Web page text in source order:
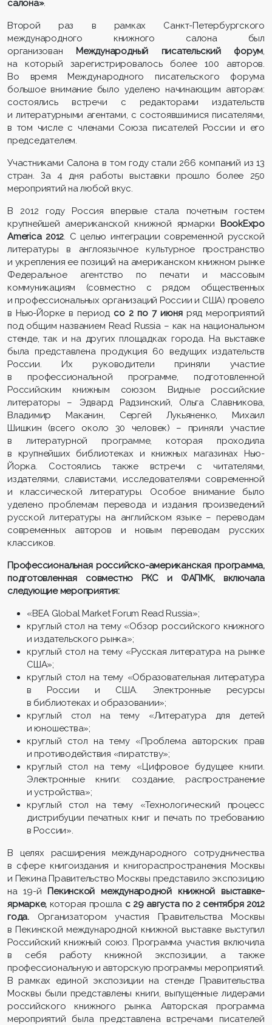
салона».
Второй раз в рамках Санкт-Петербургского
международного книжного салона был
организован Международный писательский форум,
на который зарегистрировалось более 100 авторов.
Во время Международного писательского форума
большое внимание было уделено начинающим авторам:
состоялись встречи с редакторами издательств
и литературными агентами, с состоявшимися писателями,
в том числе с членами Союза писателей России и его
председателем.
Участниками Салона в том году стали 266 компаний из 13
стран. За 4 дня работы выставки прошло более 250
мероприятий на любой вкус.
В 2012 году Россия впервые стала почетным гостем
крупнейшей американской книжной ярмарки BookExpo
America 2012. С целью интеграции современной русской
литературы в англоязычное культурное пространство
и укрепления ее позиций на американском книжном рынке
Федеральное агентство по печати и массовым
коммуникациям (совместно с рядом общественных
и профессиональных организаций России и США) провело
в Нью-Йорке в период со 2 по 7 июняряд мероприятий
под общим названием Read Russia – как на национальном
стенде, так и на других площадках города. На выставке
была представлена продукция 60 ведущих издательств
России. Их руководители приняли участие
в профессиональной программе, подготовленной
Российским книжным союзом. Видные российские
литераторы – Эдвард Радзинский, Ольга Славникова,
Владимир Маканин, Сергей Лукьяненко, Михаил
Шишкин (всего около 30 человек) – приняли участие
в литературной программе, которая проходила
в крупнейших библиотеках и книжных магазинах Нью-
Йорка. Состоялись также встречи с читателями,
издателями, славистами, исследователями современной
и классической литературы. Особое внимание было
уделено проблемам перевода и издания произведений
русской литературы на английском языке – переводам
современных авторов и новым переводам русских
классиков.
Профессиональная российско-американская программа,
подготовленная совместно РКС и ФАПМК, включала
следующие мероприятия:
«BEA Global Market Forum Read Russia»;
круглый стол на тему «Обзор российского книжного
и издательского рынка»;
круглый стол на тему «Русская литература на рынке
США»;
круглый стол на тему «Образовательная литература
в России и США. Электронные ресурсы
в библиотеках и образовании»;
круглый стол на тему «Литература для детей
и юношества»;
круглый стол на тему «Проблема авторских прав
и противодействия «пиратству»;
круглый стол на тему «Цифровое будущее книги.
Электронные книги: создание, распространение
и устройства»;
круглый стол на тему «Технологический процесс
дистрибуции печатных книг и печать по требованию
в России».
В целях расширения международного сотрудничества
в сфере книгоиздания и книгораспространения Москвы
и Пекина Правительство Москвы представило экспозицию
на 19-й Пекинской международной книжной выставке-
ярмарке, которая прошла с 29 августа по 2 сентября 2012
года.Организатором участия Правительства Москвы
в Пекинской международной книжной выставке выступил
Российский книжный союз. Программа участия включила
в себя работу книжной экспозиции, а также
профессиональную и авторскую программы мероприятий.
В рамках единой экспозиции на стенде Правительства
Москвы были представлены книги, выпущенные лидерами
российского книжного рынка. Авторская программа
мероприятий была представлена встречами писателей